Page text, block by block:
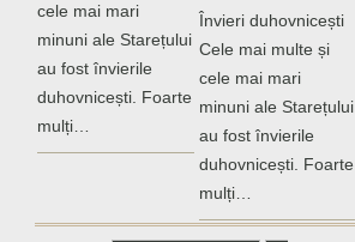
cele mai mari
minuni ale Starețului
au fost învierile
duhovnicești. Foarte
mulți…
Învieri duhovnicești
Cele mai multe și
cele mai mari
minuni ale Starețului
au fost învierile
duhovnicești. Foarte
mulți…